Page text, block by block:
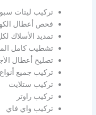
تركيب ليتات
فحص أعطال
تمديد الأسلاك
تشطيب كامل
تصليح أعطال
تركيب جميع
تركيب ستلايت
تركيب راوتر
تركيب واي فاي